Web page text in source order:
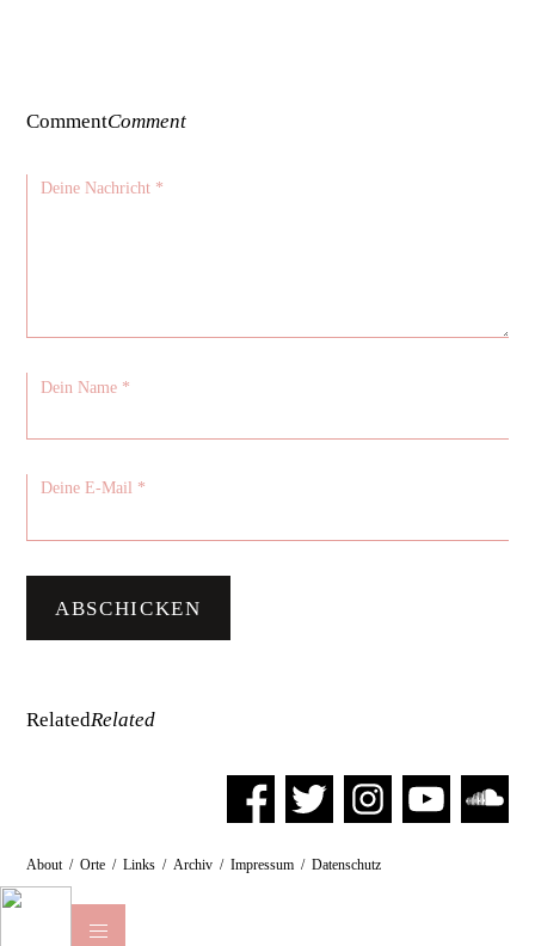
CommentComment
RelatedRelated
About / Orte / Links / Archiv / Impressum / Datenschutz